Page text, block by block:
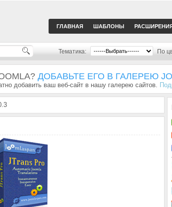
ГЛАВНАЯ ШАБЛОНЫ
Тематика: По
ДОБАВЬТЕ ЕГО В ГАЛЕРЕЮ
добавить ваш веб-сайт в нашу галерею сайтов.